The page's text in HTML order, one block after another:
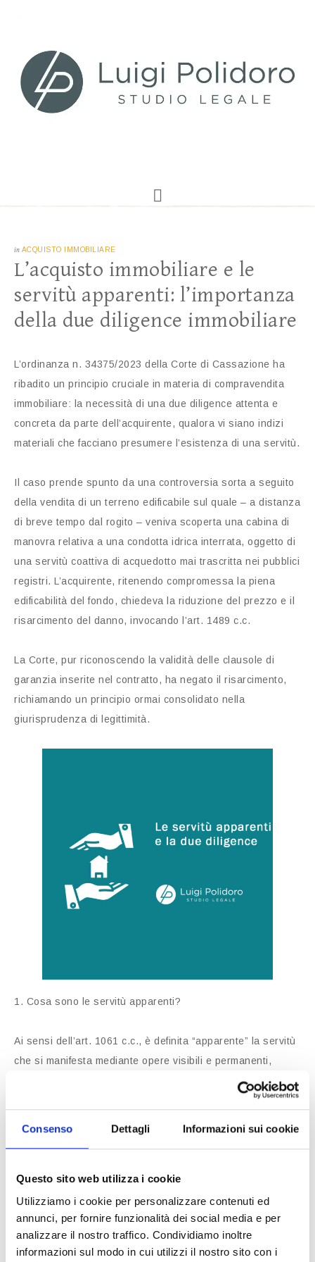
Consenso Dettagli Informazioni sui cookie
Questo sito web utilizza i cookie
Utilizziamo i cookie per personalizzare contenuti ed
annunci, per fornire funzionalità dei social media e per
analizzare il nostro traffico. Condividiamo inoltre
informazioni sul modo in cui utilizzi il nostro sito con i
in ACQUISTO IMMOBILIARE
L’acquisto immobiliare e le
servitù apparenti: l’importanza
della due diligence immobiliare
L’ordinanza n. 34375/2023 della Corte di Cassazione ha
ribadito un principio cruciale in materia di compravendita
immobiliare: la necessità di una due diligence attenta e
concreta da parte dell’acquirente, qualora vi siano indizi
materiali che facciano presumere l’esistenza di una servitù.
Il caso prende spunto da una controversia sorta a seguito
della vendita di un terreno edificabile sul quale – a distanza
di breve tempo dal rogito – veniva scoperta una cabina di
manovra relativa a una condotta idrica interrata, oggetto di
una servitù coattiva di acquedotto mai trascritta nei pubblici
registri. L’acquirente, ritenendo compromessa la piena
edificabilità del fondo, chiedeva la riduzione del prezzo e il
risarcimento del danno, invocando l’art. 1489 c.c.
La Corte, pur riconoscendo la validità delle clausole di
garanzia inserite nel contratto, ha negato il risarcimento,
richiamando un principio ormai consolidato nella
giurisprudenza di legittimità.
1. Cosa sono le servitù apparenti?
Ai sensi dell’art. 1061 c.c., è definita “apparente” la servitù
che si manifesta mediante opere visibili e permanenti,
obiettivamente destinate all’esercizio del diritto stesso. La
Cassazione ha ritenuto che la cabina di manovra rinvenuta
2. Due diligence ed obbligo di diligenza rafforzato in caso di
destinazione edificatoria
La decisione sottolinea come l’acquirente, soprattutto